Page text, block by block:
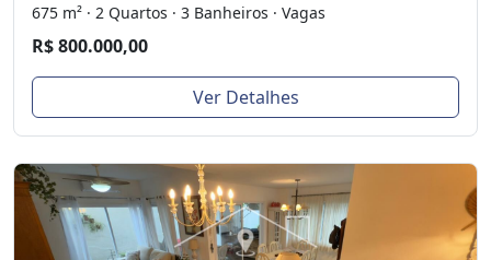
675 m² · 2 Quartos · 3 Banheiros · Vagas
R$ 800.000,00
Ver Detalhes